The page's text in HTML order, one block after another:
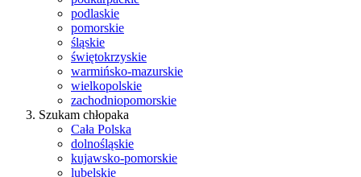
podlaskie
pomorskie
śląskie
świętokrzyskie
warmińsko-mazurskie
wielkopolskie
zachodniopomorskie
Szukam chłopaka
Cała Polska
dolnośląskie
kujawsko-pomorskie
lubelskie